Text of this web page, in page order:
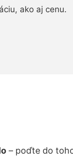
ako aj cenu.
– poďte do